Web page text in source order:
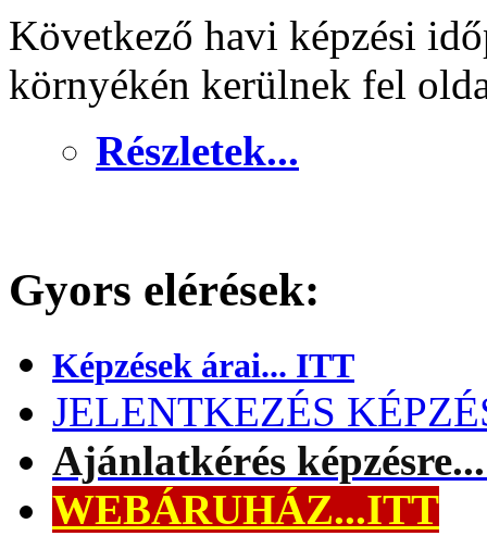
Következő havi képzési
környékén kerülnek fel
Részletek...
Gyors elérések:
Képzések árai... ITT
JELENTKEZÉS
Ajánlatkérés
WEBÁRUHÁZ...ITT